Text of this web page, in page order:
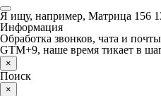
Я ищу, например, Матрица 156
Информация
Обработка звонков, чата и
GTM+9, наше время тикает в
×
Поиск
×